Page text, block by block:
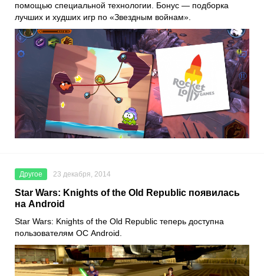
помощью специальной технологии. Бонус — подборка
лучших и худших игр по «Звездным войнам».
Другое 23 декабря, 2014
Star Wars: Knights of the Old Republic появилась
на Android
Star Wars: Knights of the Old Republic теперь доступна
пользователям ОС Android.